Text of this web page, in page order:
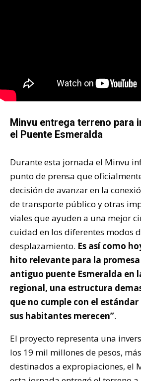
Minvu entrega terreno para
el Puente Esmeralda
Durante esta jornada el Minvu
punto de prensa que
decisión de avanzar en la
de transporte público y otras
viales que ayuden a una mejor
cuidad en los diferentes modos
desplazamiento. Es así como
hito relevante para la
antiguo puente Esmeralda en
regional, una estructura
que no cumple con el
sus habitantes merecen”.
El proyecto representa una
los 19 mil millones de pesos,
destinados a expropiaciones, el